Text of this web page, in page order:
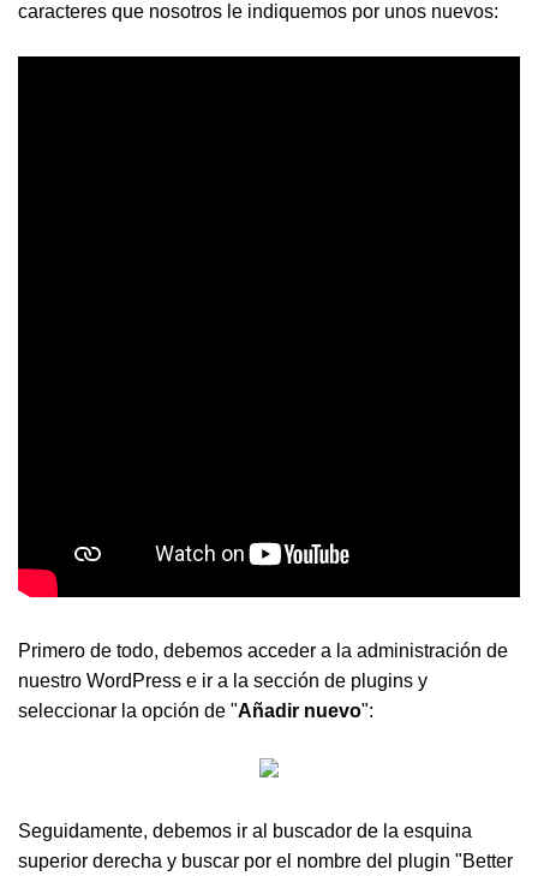
caracteres que nosotros le indiquemos por unos nuevos:
Primero de todo, debemos acceder a la administración de
nuestro WordPress e ir a la sección de plugins y
seleccionar la opción de "Añadir nuevo":
Seguidamente, debemos ir al buscador de la esquina
superior derecha y buscar por el nombre del plugin "Better